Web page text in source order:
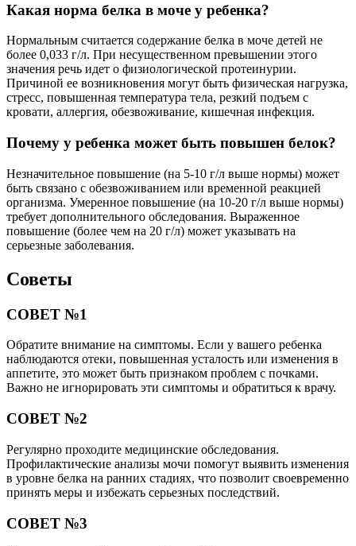
Какая норма белка в моче у ребенка?
Нормальным считается содержание белка в моче детей не
более 0,033 г/л. При несущественном превышении этого
значения речь идет о физиологической протеинурии.
Причиной ее возникновения могут быть физическая нагрузка,
стресс, повышенная температура тела, резкий подъем с
кровати, аллергия, обезвоживание, кишечная инфекция.
Почему у ребенка может быть повышен белок?
Незначительное повышение (на 5-10 г/л выше нормы) может
быть связано с обезвоживанием или временной реакцией
организма. Умеренное повышение (на 10-20 г/л выше нормы)
требует дополнительного обследования. Выраженное
повышение (более чем на 20 г/л) может указывать на
серьезные заболевания.
Советы
СОВЕТ №1
Обратите внимание на симптомы. Если у вашего ребенка
наблюдаются отеки, повышенная усталость или изменения в
аппетите, это может быть признаком проблем с почками.
Важно не игнорировать эти симптомы и обратиться к врачу.
СОВЕТ №2
Регулярно проходите медицинские обследования.
Профилактические анализы мочи помогут выявить изменения
в уровне белка на ранних стадиях, что позволит своевременно
принять меры и избежать серьезных последствий.
СОВЕТ №3